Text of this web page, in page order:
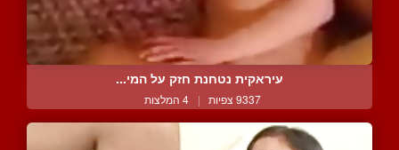
עיראקית נטחנת חזק על המי...
9337 צפיות | 4 המלצות